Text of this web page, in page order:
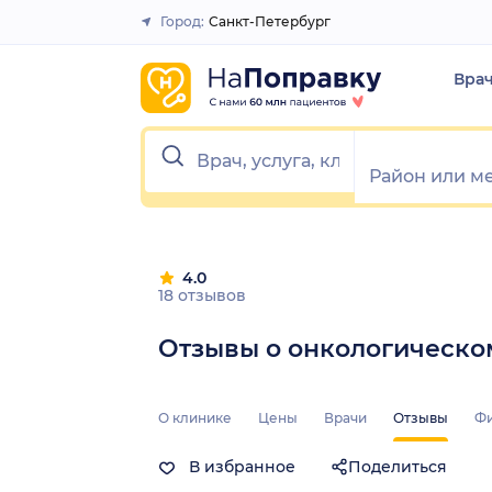
Закрыть
Город: Санкт-Петербург
Отзывы о
4.0
18 отзывов
О клинике Цены Врачи Отзывы
В избранное Поделиться